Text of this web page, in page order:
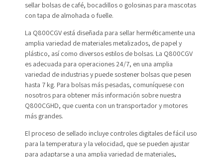
sellar bolsas de café, bocadillos o golosinas para mascotas
con tapa de almohada o fuelle.
La Q800CGV está diseñada para sellar herméticamente una
amplia variedad de materiales metalizados, de papel y
plástico, así como diversos estilos de bolsas. La Q800CGV
es adecuada para operaciones 24/7, en una amplia
variedad de industrias y puede sostener bolsas que pesen
hasta 7 kg. Para bolsas más pesadas, comuníquese con
nosotros para obtener más información sobre nuestra
Q800CGHD, que cuenta con un transportador y motores
más grandes.
El proceso de sellado incluye controles digitales de fácil uso
para la temperatura y la velocidad, que se pueden ajustar
para adaptarse a una amplia variedad de materiales,